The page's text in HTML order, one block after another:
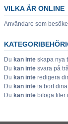
VILKA ÄR ONLINE
Användare som
Du kan inte skapa nya
Du kan inte svara på
Du kan inte redigera
Du kan inte ta bort
Du kan inte bifoga filer